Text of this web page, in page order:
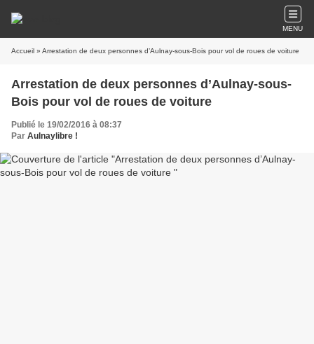
MENU
Accueil » Arrestation de deux personnes d’Aulnay-sous-Bois pour vol de roues de voiture
Arrestation de deux personnes d’Aulnay-sous-
Bois pour vol de roues de voiture
Publié le 19/02/2016 à 08:37
Par Aulnaylibre !